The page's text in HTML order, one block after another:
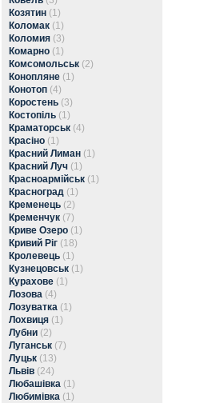
Козятин (1)
Коломак (1)
Коломия (3)
Комарно (1)
Комсомольськ (2)
Конопляне (1)
Конотоп (4)
Коростень (3)
Костопіль (1)
Краматорськ (4)
Красіно (1)
Красний Лиман (1)
Красний Луч (1)
Красноармійськ (1)
Красноград (1)
Кременець (2)
Кременчук (7)
Криве Озеро (1)
Кривий Ріг (18)
Кролевець (1)
Кузнецовськ (1)
Курахове (1)
Лозова (4)
Лозуватка (1)
Лохвиця (1)
Лубни (2)
Луганськ (7)
Луцьк (13)
Львів (24)
Любашівка (1)
Любимівка (1)